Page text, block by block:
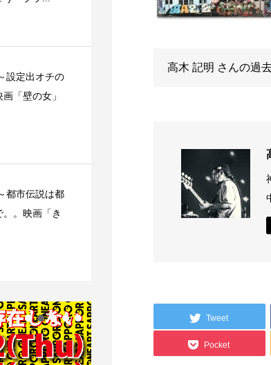
高木 記明 さんの過
Tweet
Pocket
設定出オチの
「壁の女」
都市伝説は都
。映画「き